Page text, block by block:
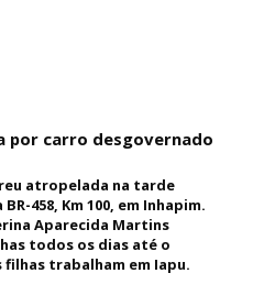
por carro desgovernado
atropelada na tarde
458, Km 100, em Inhapim.
Aparecida Martins
todos os dias até o
trabalham em Iapu.